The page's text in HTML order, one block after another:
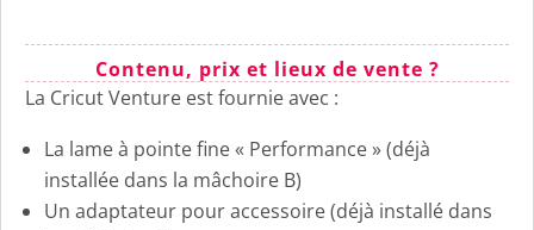
Contenu, prix et lieux de vente ?
La Cricut Venture est fournie avec :
La lame à pointe fine « Performance » (déjà
installée dans la mâchoire B)
Un adaptateur pour accessoire (déjà installé dans